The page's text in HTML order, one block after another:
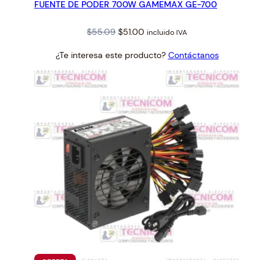
OFERTA
FUENTE DE PODER 700W GAMEMAX GE-700
$55.09 Original
was:
$51.00 Current
is:
$51.00.
incluido IVA
¿Te interesa este producto? Contáctanos